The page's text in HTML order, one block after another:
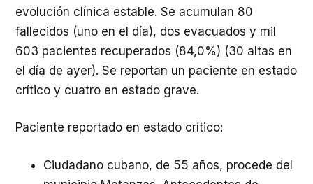
evolución clínica estable. Se acumulan 80
fallecidos (uno en el día), dos evacuados y mil
603 pacientes recuperados (84,0%) (30 altas en
el día de ayer). Se reportan un paciente en estado
crítico y cuatro en estado grave.
Paciente reportado en estado crítico:
Ciudadano cubano, de 55 años, procede del